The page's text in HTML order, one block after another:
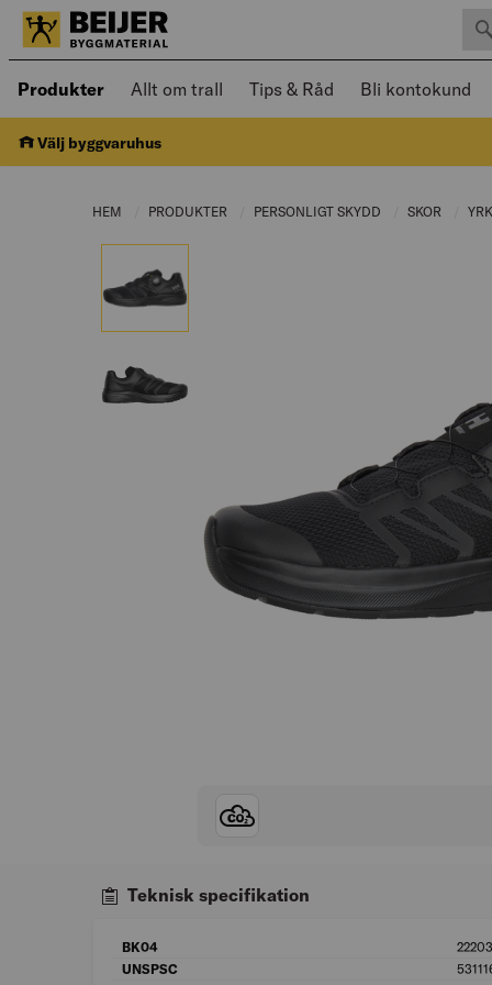
Produkter Öppnad meny kan navigeras med
Allt om trall Tips & Råd Bli kontokund
Välj byggvaruhus
HEM PRODUKTER CURRENT PAGE:
PERSONLIGT SKYDD CURRENT PAGE:
SKOR
Teknisk specifikation
BK04 22203
UNSPSC